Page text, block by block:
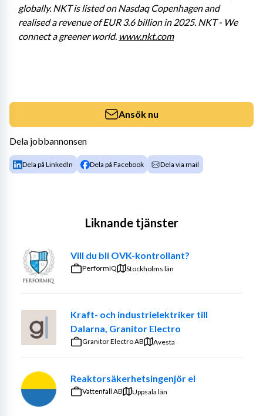
globally. NKT is listed on Nasdaq Copenhagen and
realised a revenue of EUR 3.6 billion in 2025. NKT - We
connect a greener world. www.nkt.com
Ansök nu
Dela jobbannonsen
Dela på LinkedIn Dela på Facebook Dela via mail
Liknande tjänster
Vill du bli OVK-kontrollant?
PerformIQ Stockholms län
Kraft- och industrielektriker till
Dalarna, Granitor Electro
Granitor Electro AB Avesta
Reaktorsäkerhetsingenjör el
Vattenfall AB Uppsala län